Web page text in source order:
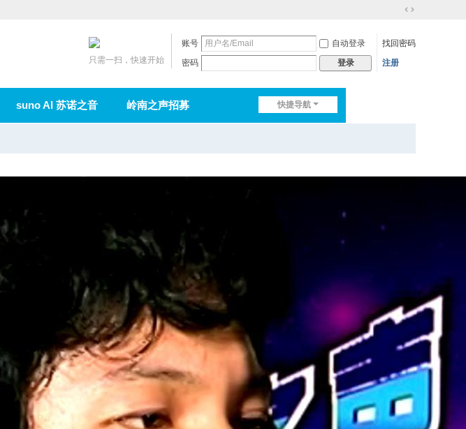
到
账号 自动登录
找回密码
密码
登录 注册
只需一扫，快速开始
快捷导航
suno AI 苏诺之音 岭南之声招募